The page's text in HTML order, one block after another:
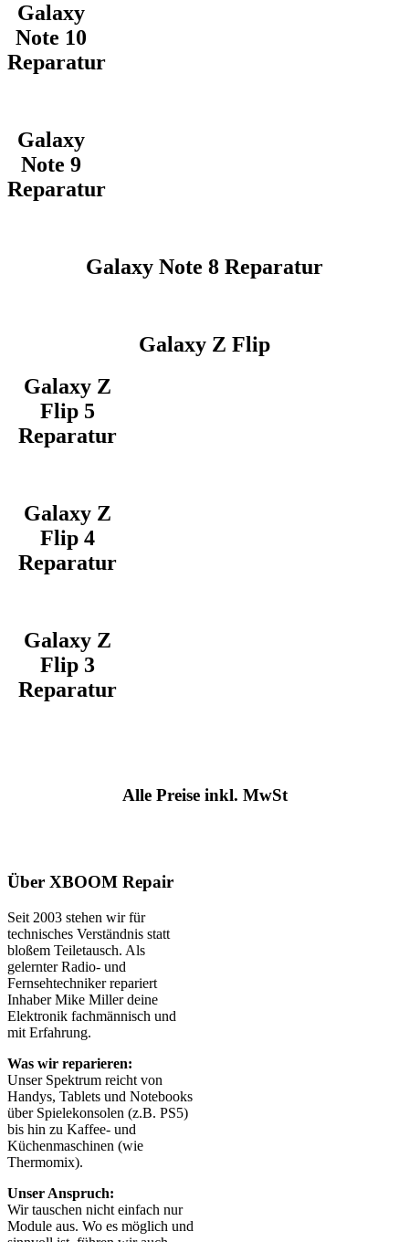
Galaxy
Note 10
Reparatur
Galaxy
Note 9
Reparatur
Galaxy Note 8 Reparatur
Galaxy Z Flip
Galaxy Z
Flip 5
Reparatur
Galaxy Z
Flip 4
Reparatur
Galaxy Z
Flip 3
Reparatur
Alle Preise inkl. MwSt
Über XBOOM Repair
Seit 2003 stehen wir für
technisches Verständnis statt
bloßem Teiletausch. Als
gelernter Radio- und
Fernsehtechniker repariert
Inhaber Mike Miller deine
Elektronik fachmännisch und
mit Erfahrung.
Was wir reparieren:
Unser Spektrum reicht von
Handys, Tablets und Notebooks
über Spielekonsolen (z.B. PS5)
bis hin zu Kaffee- und
Küchenmaschinen (wie
Thermomix).
Unser Anspruch:
Wir tauschen nicht einfach nur
Module aus. Wo es möglich und